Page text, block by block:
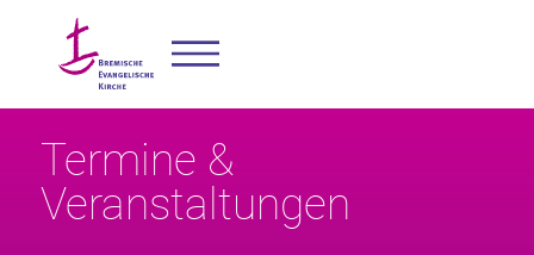
Termine &
Veranstaltungen